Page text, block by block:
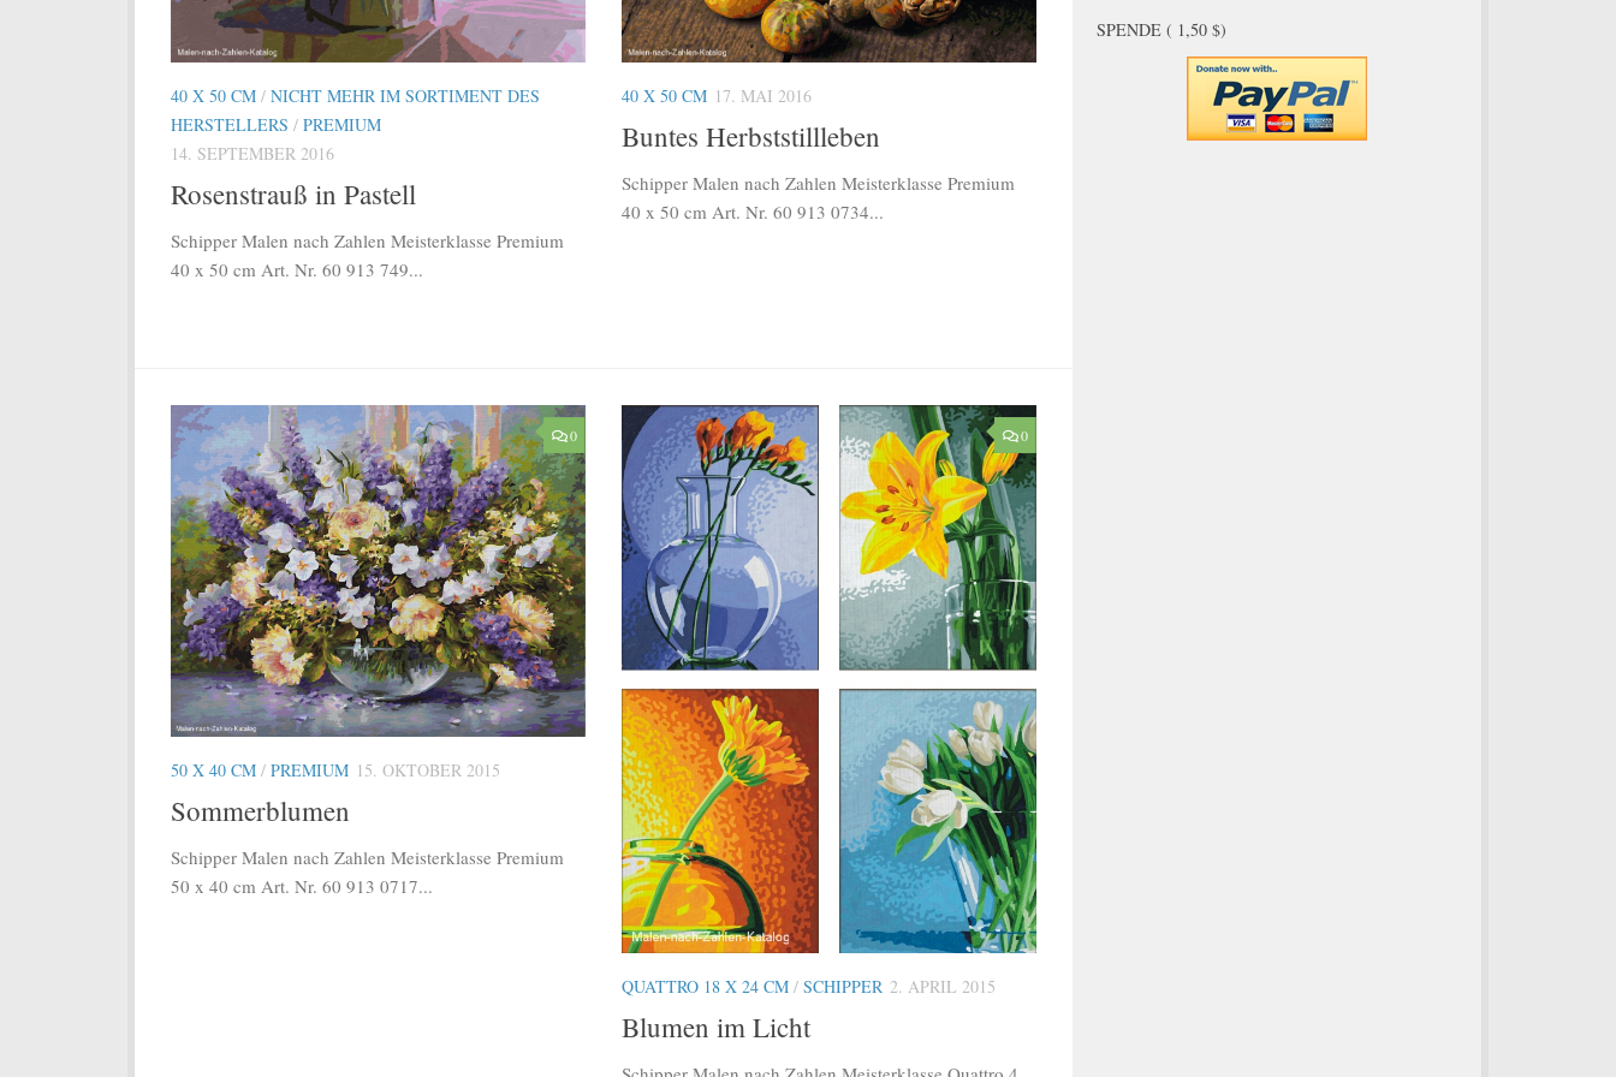
40 X 50 CM / NICHT MEHR IM SORTIMENT DES
HERSTELLERS / PREMIUM
14. SEPTEMBER 2016
Rosenstrauß in Pastell
Schipper Malen nach Zahlen Meisterklasse Premium
40 x 50 cm Art. Nr. 60 913 749...
40 X 50 CM 17. MAI 2016
Buntes Herbststillleben
Schipper Malen nach Zahlen Meisterklasse Premium
40 x 50 cm Art. Nr. 60 913 0734...
0
50 X 40 CM / PREMIUM 15. OKTOBER 2015
Sommerblumen
Schipper Malen nach Zahlen Meisterklasse Premium
50 x 40 cm Art. Nr. 60 913 0717...
0
QUATTRO 18 X 24 CM / SCHIPPER 2. APRIL 2015
Blumen im Licht
SPENDE ( 1,50 $)